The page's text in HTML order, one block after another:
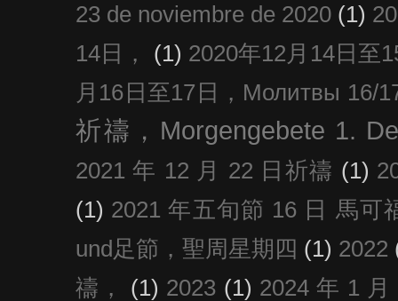
23 de noviembre de 2020 (1)
14日，
(1) 2020年12月14日至
月16日至17日，Молитвы 16/
祈禱，Morgengebete 1.
2021 年 12 月 22 日祈禱 (1)
(1) 2021 年五旬節 16 日 馬可
und足節，聖周星期四 (1) 2022
禱，
(1) 2023 (1) 2024 年 1